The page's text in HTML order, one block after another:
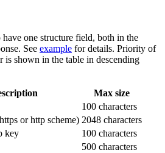
one structure field, both in the
See example for details. Priority of
is shown in the table in descending
Max size
100 characters
or http scheme) 2048 characters
key
100 characters
500 characters